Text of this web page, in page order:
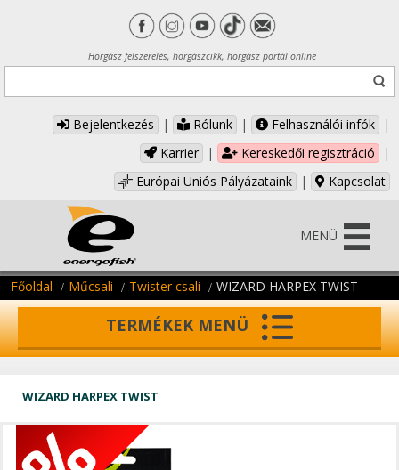
Horgász felszerelés, horgászcikk, horgász portál online
Bejelentkezés | Rólunk | Felhasználói infók
|
Karrier
| Kereskedői regisztráció
|
Európai Uniós Pályázataink
| Kapcsolat
MENÜ
Főoldal Műcsali Twister csali WIZARD HARPEX TWIST
TERMÉKEK MENÜ
WIZARD HARPEX TWIST